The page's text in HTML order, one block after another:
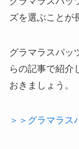
ズを選ぶことが
グラマラスパッ
らの記事で紹介
おきましょう。
＞＞グラマラス